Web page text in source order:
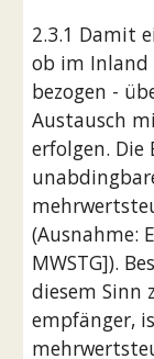
2.3.1 Damit
ob im Inland
bezogen -
Austausch
erfolgen.
(Ausnahme:
MWSTG]).
diesem Sinn
empfänger,